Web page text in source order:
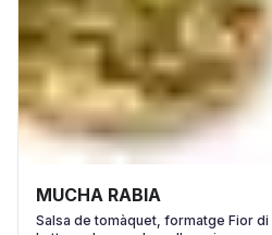
MUCHA RABIA
Salsa de tomàquet, formatge Fior di